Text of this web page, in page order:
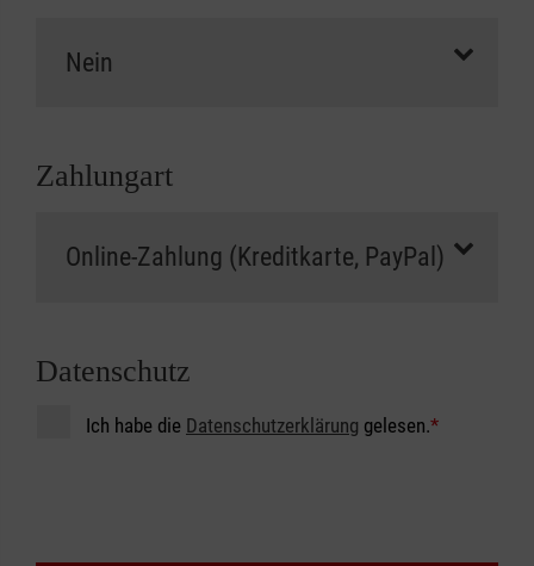
Zahlungart
Datenschutz
Ich habe die Datenschutzerklärung gelesen.*